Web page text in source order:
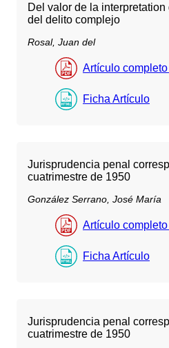
Del valor de la
del delito complejo
Rosal, Juan del
Artículo
Ficha Artículo
Jurisprudencia penal
cuatrimestre de 1950
González Serrano, José María
Artículo
Ficha Artículo
Jurisprudencia penal
cuatrimestre de 1950